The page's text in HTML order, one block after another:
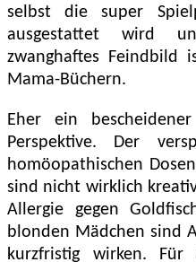
selbst die super
ausgestattet wird
zwanghaftes Feindbild
Mama-Büchern.
Eher ein
Perspektive. Der
homöopathischen
sind nicht wirklich
Allergie gegen
blonden Mädchen sind
kurzfristig wirken.